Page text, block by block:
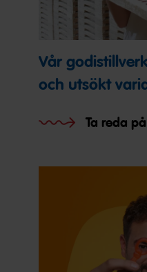
Vår
och utsökt
Ta reda